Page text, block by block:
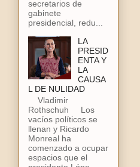
secretarios de
gabinete
presidencial, redu...
LA
PRESID
ENTA Y
LA
CAUSA
L DE NULIDAD
Vladimir
Rothschuh Los
vacíos políticos se
llenan y Ricardo
Monreal ha
comenzado a ocupar
espacios que el